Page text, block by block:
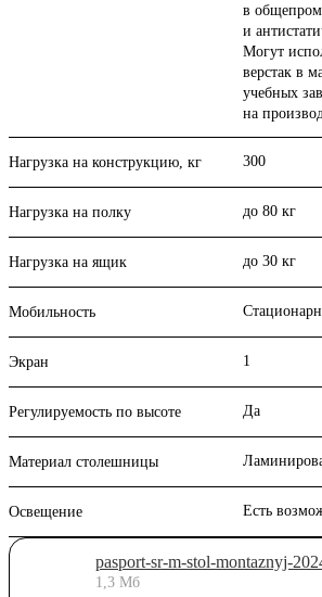
в
и
Могут
верстак в
учебных
на
Нагрузка на конструкцию, кг 300
Нагрузка на полку до 80 кг
Нагрузка на ящик до 30 кг
Мобильность
Экран 1
Регулируемость по высоте Да
Материал столешницы
Освещение Есть
pasport-sr-m-stol-montaznyj-
1,3 Мб